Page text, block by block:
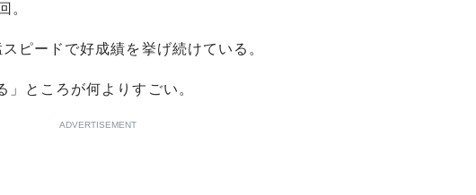
。
ピードで好成績を挙げ続けている。
ところが何よりすごい。
ADVERTISEMENT